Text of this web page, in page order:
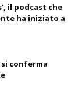
il podcast che
ha iniziato a
conferma